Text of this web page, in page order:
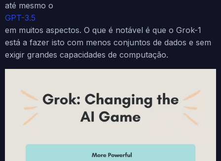
até mesmo o
GPT-3.5
em muitos aspectos. O que é notável é que o Grok-1
está a fazer isto com menos conjuntos de dados e sem
exigir grandes capacidades de computação.